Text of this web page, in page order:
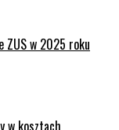
ZUS w 2025 roku